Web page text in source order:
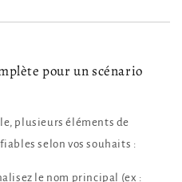
pour un scénario
plusieurs éléments de
selon vos souhaits :
le nom principal (ex :